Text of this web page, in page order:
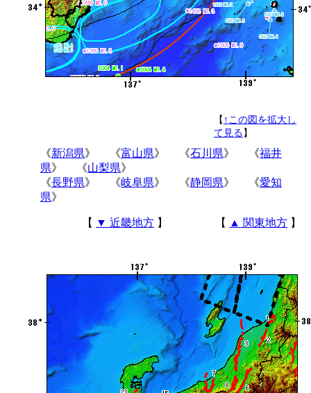
【 ↑この図を拡大し
て見る】
《新潟県》 《富山県》 《石川県》 《福井
県》 《山梨県》
《長野県》 《岐阜県》 《静岡県》 《愛知
県》
【 ▼ 近畿地方 】 【 ▲ 関東地方 】